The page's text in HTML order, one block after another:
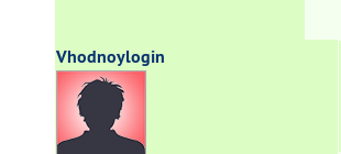
Vhodnoylogin